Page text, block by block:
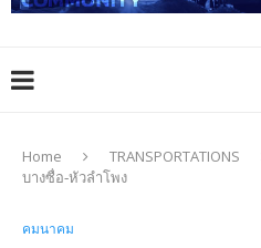
Home TRANSPORTATIONS
บางซื่อ-หัวลำโพง
คมนาคม